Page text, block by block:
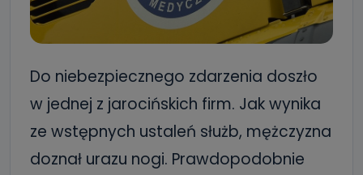
Do niebezpiecznego zdarzenia doszło
w jednej z jarocińskich firm. Jak wynika
ze wstępnych ustaleń służb, mężczyzna
doznał urazu nogi. Prawdopodobnie